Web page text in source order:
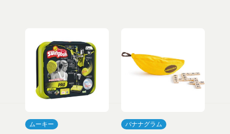
ムーキー バナナグラム